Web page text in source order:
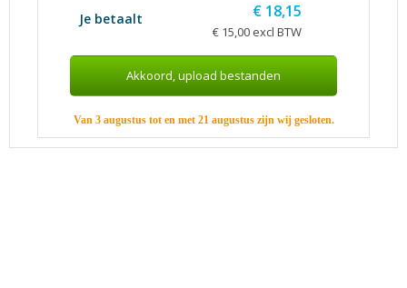
Je betaalt € 18,15
€ 15,00 excl BTW
Van 3 augustus tot en met 21 augustus zijn wij gesloten.